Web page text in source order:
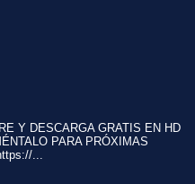
Y DESCARGA GRATIS EN HD
PARA PRÓXIMAS
...